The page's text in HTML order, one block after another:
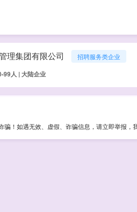
理集团有限公司 招聘服务类企业
99人 | 大陆企业
骗！如遇无效、虚假、诈骗信息，请立即举报，